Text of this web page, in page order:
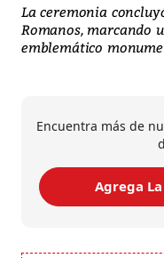
La ceremonia
Romanos, marcando
emblemático
Encuentra más de
Agrega